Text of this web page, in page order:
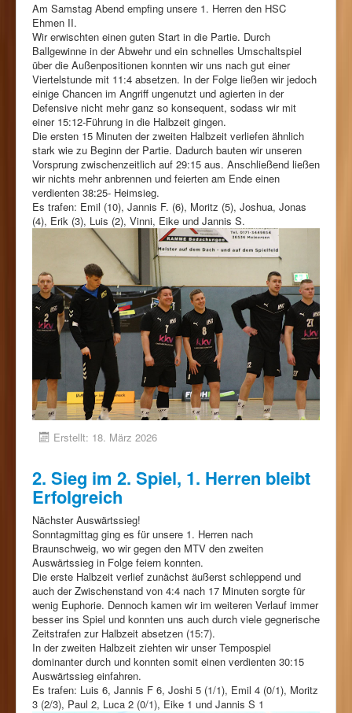
Am Samstag Abend empfing unsere 1. Herren den HSC
Ehmen II.
Wir erwischten einen guten Start in die Partie. Durch
Ballgewinne in der Abwehr und ein schnelles Umschaltspiel
über die Außenpositionen konnten wir uns nach gut einer
Viertelstunde mit 11:4 absetzen. In der Folge ließen wir jedoch
einige Chancen im Angriff ungenutzt und agierten in der
Defensive nicht mehr ganz so konsequent, sodass wir mit
einer 15:12-Führung in die Halbzeit gingen.
Die ersten 15 Minuten der zweiten Halbzeit verliefen ähnlich
stark wie zu Beginn der Partie. Dadurch bauten wir unseren
Vorsprung zwischenzeitlich auf 29:15 aus. Anschließend ließen
wir nichts mehr anbrennen und feierten am Ende einen
verdienten 38:25- Heimsieg.
Es trafen: Emil (10), Jannis F. (6), Moritz (5), Joshua, Jonas
(4), Erik (3), Luis (2), Vinni, Eike und Jannis S.
Erstellt: 18. März 2026
2. Sieg im 2. Spiel, 1. Herren bleibt
Erfolgreich
Nächster Auswärtssieg!
Sonntagmittag ging es für unsere 1. Herren nach
Braunschweig, wo wir gegen den MTV den zweiten
Auswärtssieg in Folge feiern konnten.
Die erste Halbzeit verlief zunächst äußerst schleppend und
auch der Zwischenstand von 4:4 nach 17 Minuten sorgte für
wenig Euphorie. Dennoch kamen wir im weiteren Verlauf immer
besser ins Spiel und konnten uns auch durch viele gegnerische
Zeitstrafen zur Halbzeit absetzen (15:7).
In der zweiten Halbzeit ziehten wir unser Tempospiel
dominanter durch und konnten somit einen verdienten 30:15
Auswärtssieg einfahren.
Es trafen: Luis 6, Jannis F 6, Joshi 5 (1/1), Emil 4 (0/1), Moritz
3 (2/3), Paul 2, Luca 2 (0/1), Eike 1 und Jannis S 1